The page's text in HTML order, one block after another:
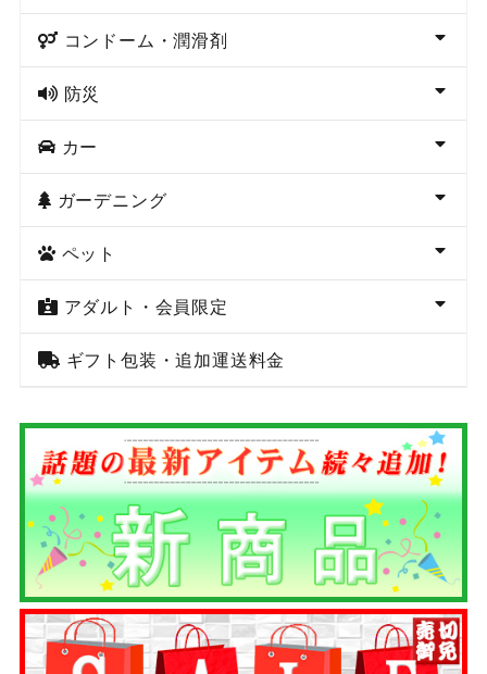
コンドーム・潤滑剤
防災
カー
ガーデニング
ペット
アダルト・会員限定
ギフト包装・追加運送料金